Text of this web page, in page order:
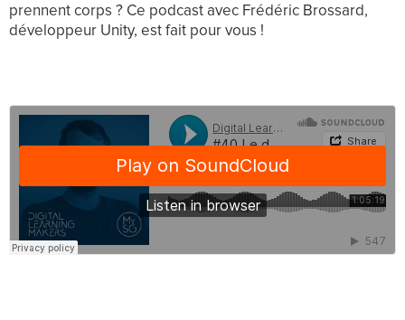
prennent corps ? Ce podcast avec Frédéric Brossard,
développeur Unity, est fait pour vous !